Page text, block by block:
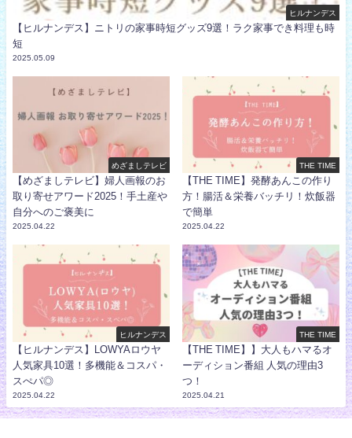
ヒルナンデス
【ヒルナンデス】ニトリの家事時短グッズ9選！ラク家事でき料理も時
短
2025.05.09
めざましテレビ
【めざましテレビ】婦人画報のお
取り寄せアワード2025！手土産や
自分へのご褒美に
2025.04.22
THE TIME
【THE TIME】発酵あんこの作り
方！腸活＆栄養バッチリ！炊飯器
で簡単
2025.04.22
ヒルナンデス
【ヒルナンデス】LOWYAロウヤ
人気家具10選！多機能＆コスパ・
スぺパ◎
2025.04.22
THE TIME
【THE TIME】】大人もハマるオ
ーディション番組 人気の理由3
つ！
2025.04.21